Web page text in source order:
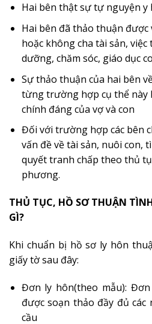
Hai bên thật sự tự nguyện y
Hai bên đã thảo thuận được
hoặc không cha tài sản,
dưỡng, chăm sóc, giáo dục
Sự thảo thuận của hai bên
từng trường hợp cụ thể này
chính đáng của vợ và con
Đối với trường hợp các bên
vấn đề về tài sản, nuôi con,
quyết tranh chấp theo thủ
phương.
THỦ TỤC, HỒ SƠ THUẬN
GÌ?
Khi chuẩn bị hồ sơ ly hôn
giấy tờ sau đây:
Đơn ly hôn(theo mẫu):
được soạn thảo đầy đủ
cầu